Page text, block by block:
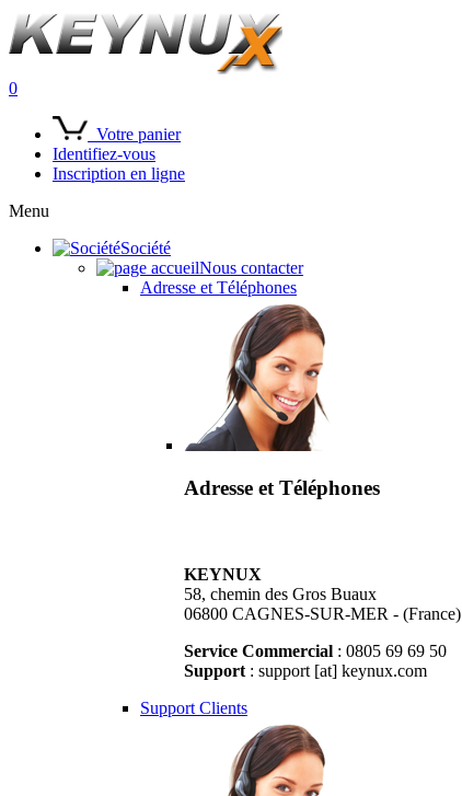
0
Votre panier
Identifiez-vous
Inscription en ligne
Menu
Société
Nous contacter
Adresse et Téléphones
Adresse et Téléphones
KEYNUX
58, chemin des Gros Buaux
06800 CAGNES-SUR-MER - (France)
Service Commercial : 0805 69 69 50
Support : support [at] keynux.com
Support Clients